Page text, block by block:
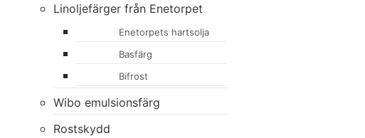
Linoljefärger från Enetorpet
Enetorpets hartsolja
Basfärg
Bifrost
Wibo emulsionsfärg
Rostskydd